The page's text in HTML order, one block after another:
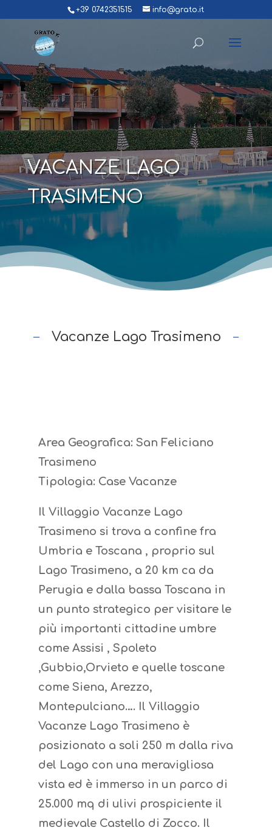
+39 0742351515 info@grato.it
VACANZE LAGO
TRASIMENO
Vacanze Lago Trasimeno
Area Geografica: San Feliciano
Trasimeno
Tipologia: Case Vacanze
Il Villaggio Vacanze Lago
Trasimeno si trova a confine fra
Umbria e Toscana , proprio sul
Lago Trasimeno, a 20 km ca da
Perugia e dalla bassa Toscana in
un punto strategico per visitare le
più importanti cittadine umbre
come Assisi , Spoleto
,Gubbio,Orvieto e quelle toscane
come Siena, Arezzo,
Montepulciano…. Il Villaggio
Vacanze Lago Trasimeno è
posizionato a soli 250 m dalla riva
del Lago con una meravigliosa
vista ed è immerso in un parco di
25.000 mq di ulivi prospiciente il
medievale Castello di Zocco. Il